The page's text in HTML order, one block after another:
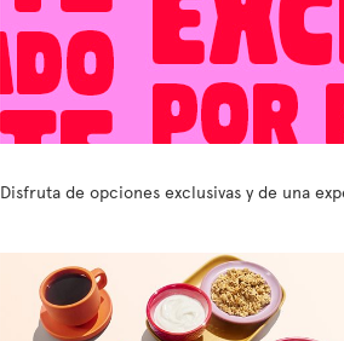
Disfruta de opciones exclusivas y de una